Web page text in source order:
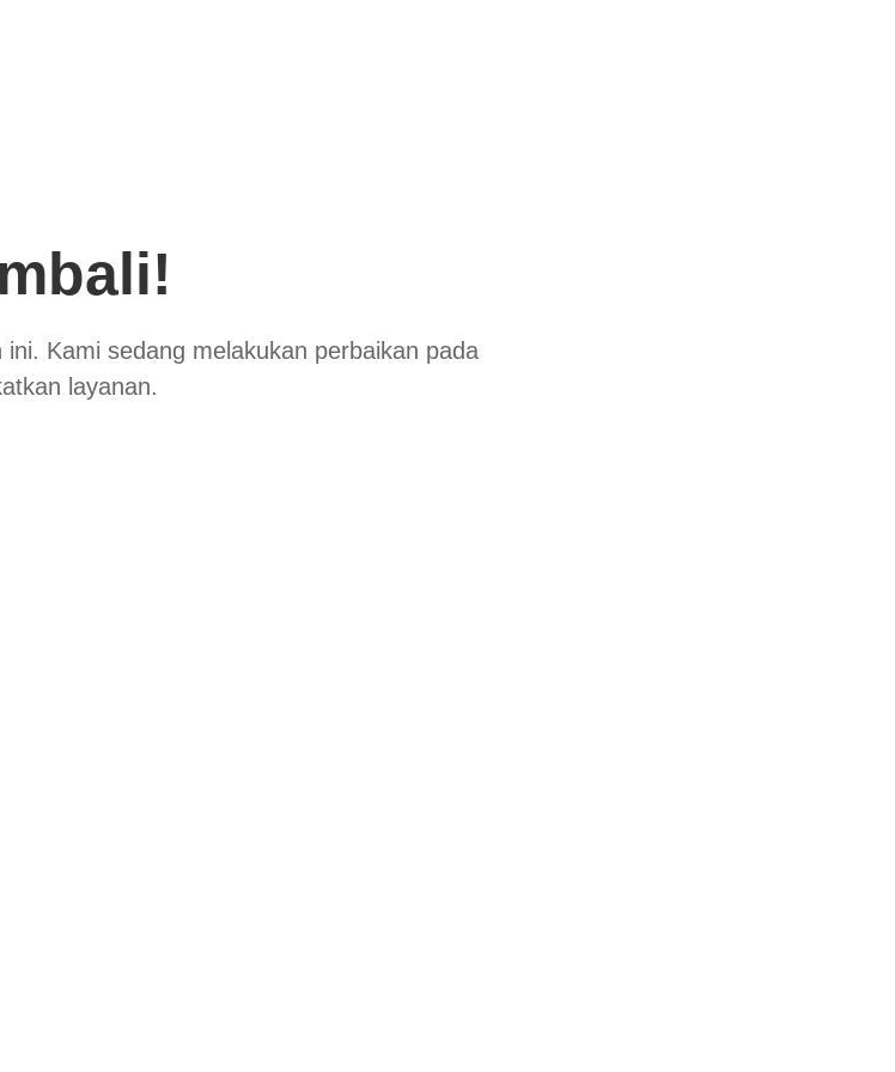
Kami sedang melakukan perbaikan pada
layanan.